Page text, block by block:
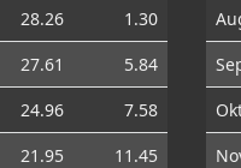
28.26
1.30
27.61
5.84
24.96
7.58
21.95
11.45